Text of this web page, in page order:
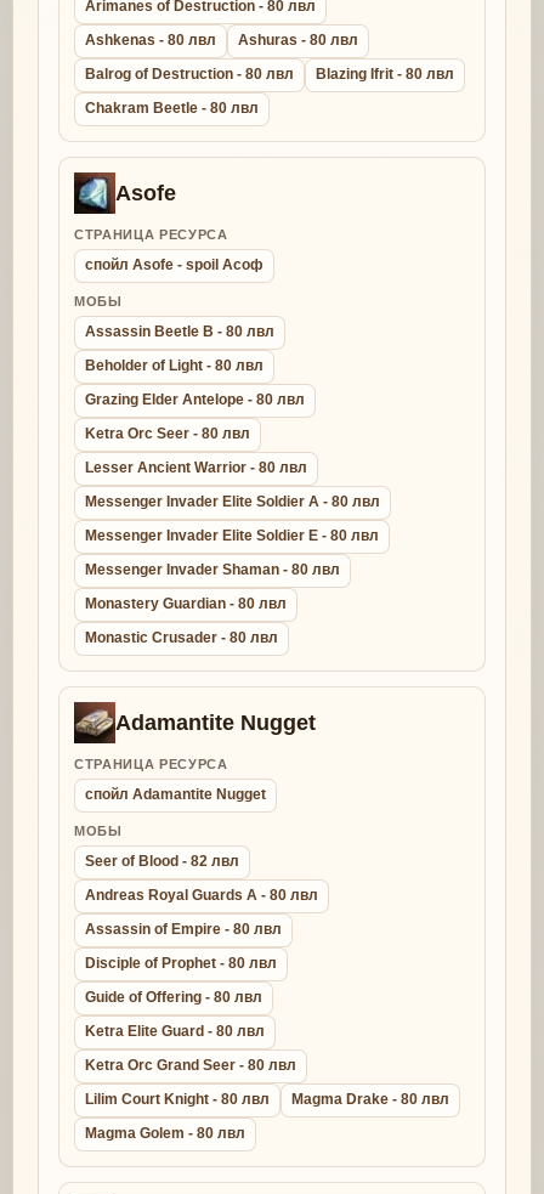
Arimanes of Destruction - 80 лвл
Ashkenas - 80 лвл
Ashuras - 80 лвл
Balrog of Destruction - 80 лвл
Blazing Ifrit - 80 лвл
Chakram Beetle - 80 лвл
Asofe
СТРАНИЦА РЕСУРСА
спойл Asofe - spoil Асоф
МОБЫ
Assassin Beetle B - 80 лвл
Beholder of Light - 80 лвл
Grazing Elder Antelope - 80 лвл
Ketra Orc Seer - 80 лвл
Lesser Ancient Warrior - 80 лвл
Messenger Invader Elite Soldier A - 80 лвл
Messenger Invader Elite Soldier E - 80 лвл
Messenger Invader Shaman - 80 лвл
Monastery Guardian - 80 лвл
Monastic Crusader - 80 лвл
Adamantite Nugget
СТРАНИЦА РЕСУРСА
спойл Adamantite Nugget
МОБЫ
Seer of Blood - 82 лвл
Andreas Royal Guards A - 80 лвл
Assassin of Empire - 80 лвл
Disciple of Prophet - 80 лвл
Guide of Offering - 80 лвл
Ketra Elite Guard - 80 лвл
Ketra Orc Grand Seer - 80 лвл
Lilim Court Knight - 80 лвл
Magma Drake - 80 лвл
Magma Golem - 80 лвл